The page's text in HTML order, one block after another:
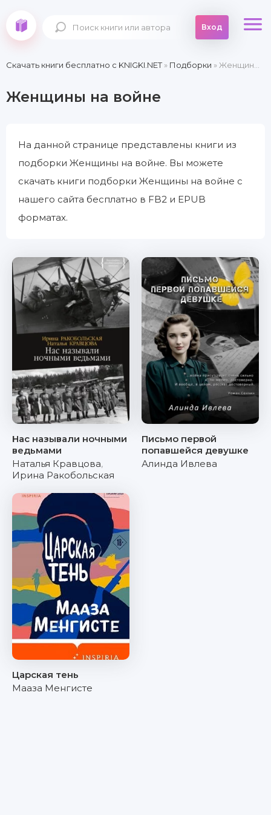
Вход
Скачать книги бесплатно c KNIGKI.NET» Подборки » Женщины на войне
Женщины на войне
На данной странице представлены книги из
подборки Женщины на войне. Вы можете
скачать книги подборки Женщины на войне с
нашего сайта бесплатно в FB2 и EPUB
форматах.
Нас называли ночными
ведьмами
Наталья Кравцова,
Ирина Ракобольская
Письмо первой
попавшейся девушке
Алинда Ивлева
Царская тень
Мааза Менгисте